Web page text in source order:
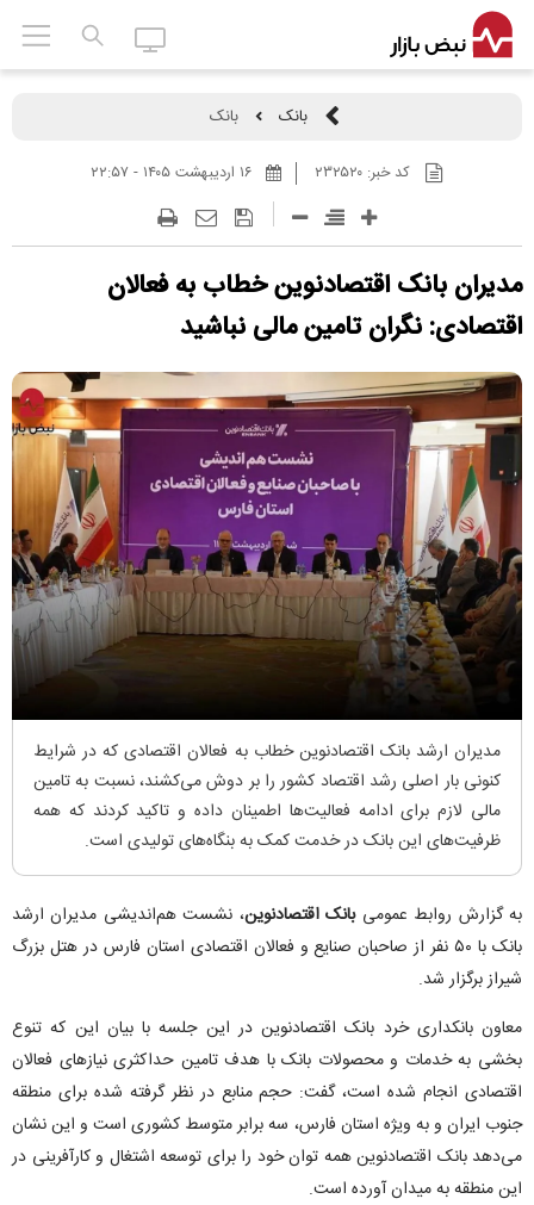
بانک بانک
کد خبر: ۲۳۲۵۲۰
مدیران بانک اقتصادنوین خطاب به فعالان
اقتصادی: نگران تامین مالی نباشید
مدیران ارشد بانک اقتصادنوین خطاب به فعالان اقتصادی که در شرایط
کنونی بار اصلی رشد اقتصاد کشور را بر دوش می‌کشند، نسبت به تامین
مالی لازم برای ادامه فعالیت‌ها اطمینان داده و تاکید کردند که همه
ظرفیت‌های این بانک در خدمت کمک به بنگاه‌های تولیدی است.
به گزارش روابط عمومیبانک اقتصادنوین، نشست هم‌اندیشی مدیران ارشد
بانک با ۵۰ نفر از صاحبان صنایع و فعالان اقتصادی استان فارس در هتل بزرگ
شیراز برگزار شد.
معاون بانکداری خرد بانک اقتصادنوین در این جلسه با بیان این که تنوع
بخشی به خدمات و محصولات بانک با هدف تامین حداکثری نیاز‌های فعالان
اقتصادی انجام شده است، گفت: حجم منابع در نظر گرفته شده برای منطقه
جنوب ایران و به ویژه استان فارس، سه برابر متوسط کشوری است و این نشان
می‌دهد بانک اقتصادنوین همه توان خود را برای توسعه اشتغال و کارآفرینی در
این منطقه به میدان آورده است.